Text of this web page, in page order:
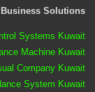
Business Solutions
Systems Kuwait
Machine Kuwait
Company Kuwait
System Kuwait